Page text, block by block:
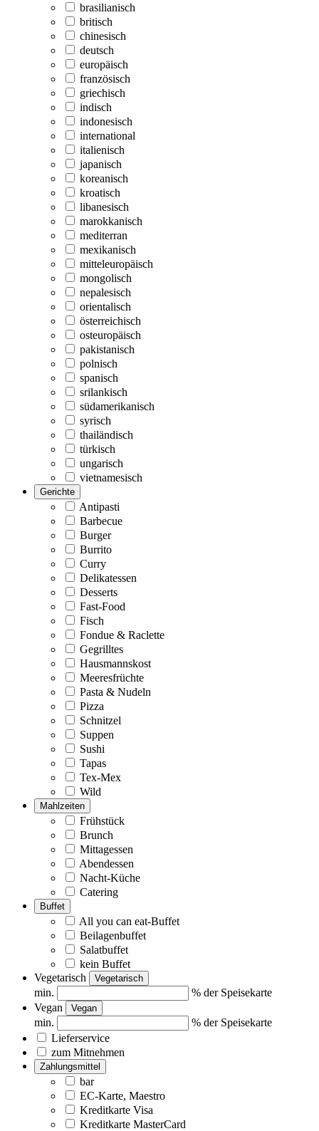
brasilianisch
britisch
chinesisch
deutsch
europäisch
französisch
griechisch
indisch
indonesisch
international
italienisch
japanisch
koreanisch
kroatisch
libanesisch
marokkanisch
mediterran
mexikanisch
mitteleuropäisch
mongolisch
nepalesisch
orientalisch
österreichisch
osteuropäisch
pakistanisch
polnisch
spanisch
srilankisch
südamerikanisch
syrisch
thailändisch
türkisch
ungarisch
vietnamesisch
Gerichte
Antipasti
Barbecue
Burger
Burrito
Curry
Delikatessen
Desserts
Fast-Food
Fisch
Fondue & Raclette
Gegrilltes
Hausmannskost
Meeresfrüchte
Pasta & Nudeln
Pizza
Schnitzel
Suppen
Sushi
Tapas
Tex-Mex
Wild
Mahlzeiten
Frühstück
Brunch
Mittagessen
Abendessen
Nacht-Küche
Catering
Buffet
All you can eat-Buffet
Beilagenbuffet
Salatbuffet
kein Buffet
Vegetarisch
Vegetarisch
min.
% der Speisekarte
Vegan
Vegan
min.
% der Speisekarte
Lieferservice
zum Mitnehmen
Zahlungsmittel
bar
EC-Karte, Maestro
Kreditkarte Visa
Kreditkarte MasterCard